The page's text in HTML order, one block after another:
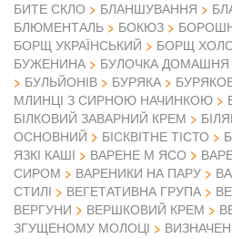
БИТЕ СКЛО
БЛАНШУВАННЯ
БЛЮМЕНТАЛЬ
БОКЮЗ
БОРЩ УКРАЇНСЬКИЙ
БОРЩ
БУЖЕНИНА
БУЛОЧКА ДОМАШНЯ
БУЛЬЙОНІВ
БУРЯКА
МЛИНЦІ З СИРНОЮ НАЧИНКОЮ
БІЛКОВИЙ ЗАВАРНИЙ КРЕМ
ОСНОВНИЙ
БІСКВІТНЕ ТІСТО
ЯЗКІ КАШІ
ВАРЕНЕ М ЯСО
СИРОМ
ВАРЕНИКИ НА ПАРУ
СТИЛІ
ВЕГЕТАТИВНА ГРУПА
ВЕРГУНИ
ВЕРШКОВИЙ КРЕМ
ЗГУЩЕНОМУ МОЛОЦІ